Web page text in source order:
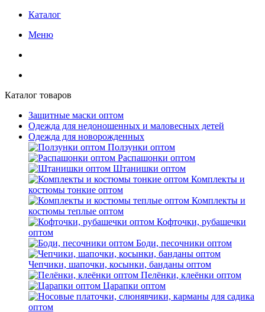
Каталог
Меню
Каталог товаров
Защитные маски оптом
Одежда для недоношенных и маловесных детей
Одежда для новорожденных
Ползунки оптом
Распашонки оптом
Штанишки оптом
Комплекты и
костюмы тонкие оптом
Комплекты и
костюмы теплые оптом
Кофточки, рубашечки
оптом
Боди, песочники оптом
Чепчики, шапочки, косынки, банданы оптом
Пелёнки, клеёнки оптом
Царапки оптом